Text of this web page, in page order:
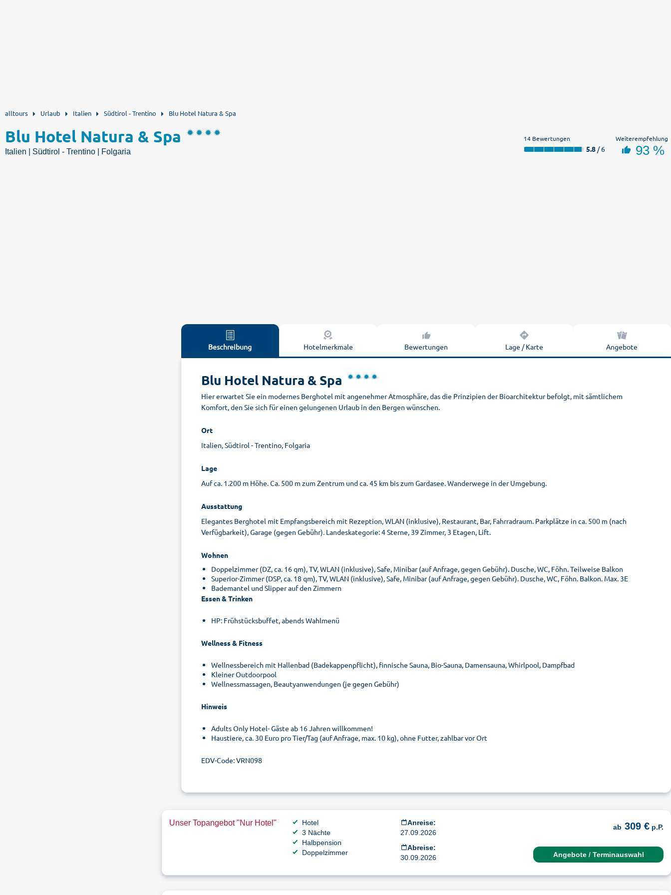
alltours Urlaub Italien Südtirol - Trentino Blu Hotel Natura & Spa
Blu Hotel Natura & Spa
Italien | Südtirol - Trentino | Folgaria
14 Bewertungen
5.8 / 6
Weiterempfehlung
93 %
Beschreibung Hotelmerkmale Bewertungen Lage / Karte Angebote
Blu Hotel Natura & Spa
Hier erwartet Sie ein modernes Berghotel mit angenehmer Atmosphäre, das die Prinzipien der Bioarchitektur befolgt, mit sämtlichem
Komfort, den Sie sich für einen gelungenen Urlaub in den Bergen wünschen.
Ort
Italien, Südtirol - Trentino, Folgaria
Lage
Auf ca. 1.200 m Höhe. Ca. 500 m zum Zentrum und ca. 45 km bis zum Gardasee. Wanderwege in der Umgebung.
Ausstattung
Elegantes Berghotel mit Empfangsbereich mit Rezeption, WLAN (inklusive), Restaurant, Bar, Fahrradraum. Parkplätze in ca. 500 m (nach
Verfügbarkeit), Garage (gegen Gebühr). Landeskategorie: 4 Sterne, 39 Zimmer, 3 Etagen, Lift.
Wohnen
Doppelzimmer (DZ, ca. 16 qm), TV, WLAN (inklusive), Safe, Minibar (auf Anfrage, gegen Gebühr). Dusche, WC, Föhn. Teilweise Balkon
Superior-Zimmer (DSP, ca. 18 qm), TV, WLAN (inklusive), Safe, Minibar (auf Anfrage, gegen Gebühr). Dusche, WC, Föhn. Balkon. Max. 3E
Bademantel und Slipper auf den Zimmern
Essen & Trinken
HP: Frühstücksbuffet, abends Wahlmenü
Wellness & Fitness
Wellnessbereich mit Hallenbad (Badekappenpflicht), finnische Sauna, Bio-Sauna, Damensauna, Whirlpool, Dampfbad
Kleiner Outdoorpool
Wellnessmassagen, Beautyanwendungen (je gegen Gebühr)
Hinweis
Adults Only Hotel- Gäste ab 16 Jahren willkommen!
Haustiere, ca. 30 Euro pro Tier/Tag (auf Anfrage, max. 10 kg), ohne Futter, zahlbar vor Ort
EDV-Code: VRN098
Unser Topangebot "Nur Hotel"
Hotel
3 Nächte
Halbpension
Doppelzimmer
Anreise:
27.09.2026
Abreise:
30.09.2026
ab 309 € p.P.
Angebote / Terminauswahl